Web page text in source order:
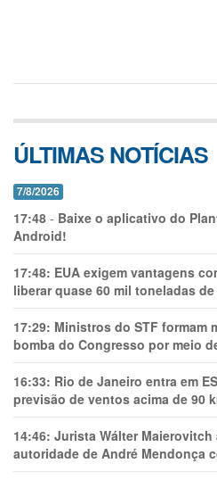
ÚLTIMAS NOTÍCIAS
7/8/2026
17:48 - Baixe o aplicativo do
Android!
17:48: EUA exigem vantagens
liberar quase 60 mil toneladas
17:29: Ministros do STF formam
bomba do Congresso por meio
16:33: Rio de Janeiro entra em
previsão de ventos acima de 90
14:46: Jurista Wálter
autoridade de André Mendonça